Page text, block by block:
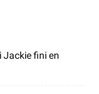
Jackie fini en